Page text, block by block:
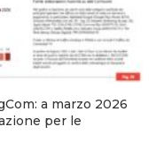
a marzo 2026
per le